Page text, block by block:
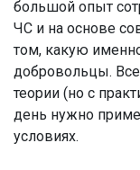
большой опыт
ЧС и на основе
том, какую
добровольцы.
теории (но с
день нужно
условиях.